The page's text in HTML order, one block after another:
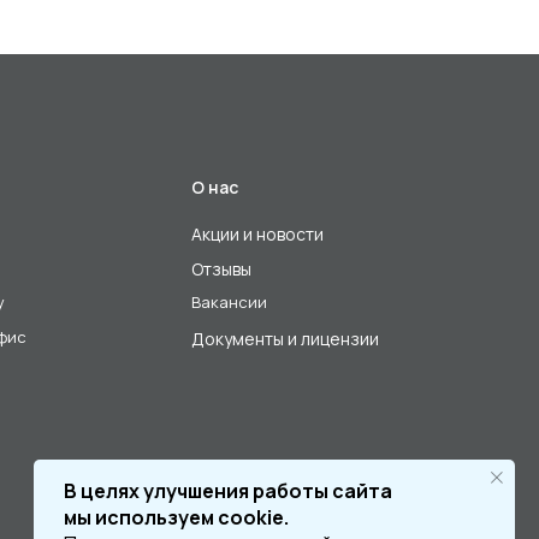
О нас
Акции и новости
Отзывы
Вакансии
Документы и лицензии
В целях улучшения работы сайта
мы используем cookie.